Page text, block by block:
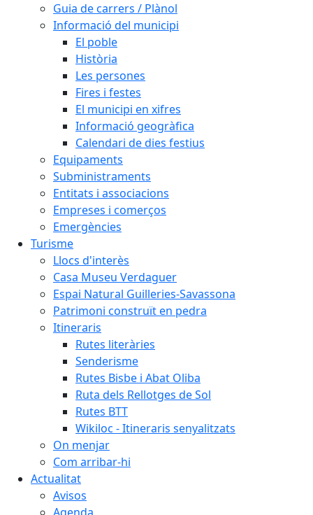
Guia de carrers / Plànol
Informació del municipi
El poble
Història
Les persones
Fires i festes
El municipi en xifres
Informació geogràfica
Calendari de dies festius
Equipaments
Subministraments
Entitats i associacions
Empreses i comerços
Emergències
Turisme
Llocs d'interès
Casa Museu Verdaguer
Espai Natural Guilleries-Savassona
Patrimoni construït en pedra
Itineraris
Rutes literàries
Senderisme
Rutes Bisbe i Abat Oliba
Ruta dels Rellotges de Sol
Rutes BTT
Wikiloc - Itineraris senyalitzats
On menjar
Com arribar-hi
Actualitat
Avisos